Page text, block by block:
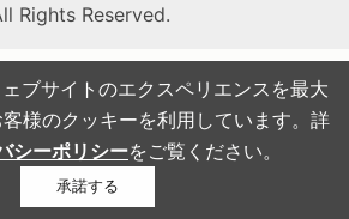
ブサイトのエクスペリエンスを最大
様のクッキーを利用しています。詳
シーポリシーをご覧ください。
承諾する
Rights Reserved.